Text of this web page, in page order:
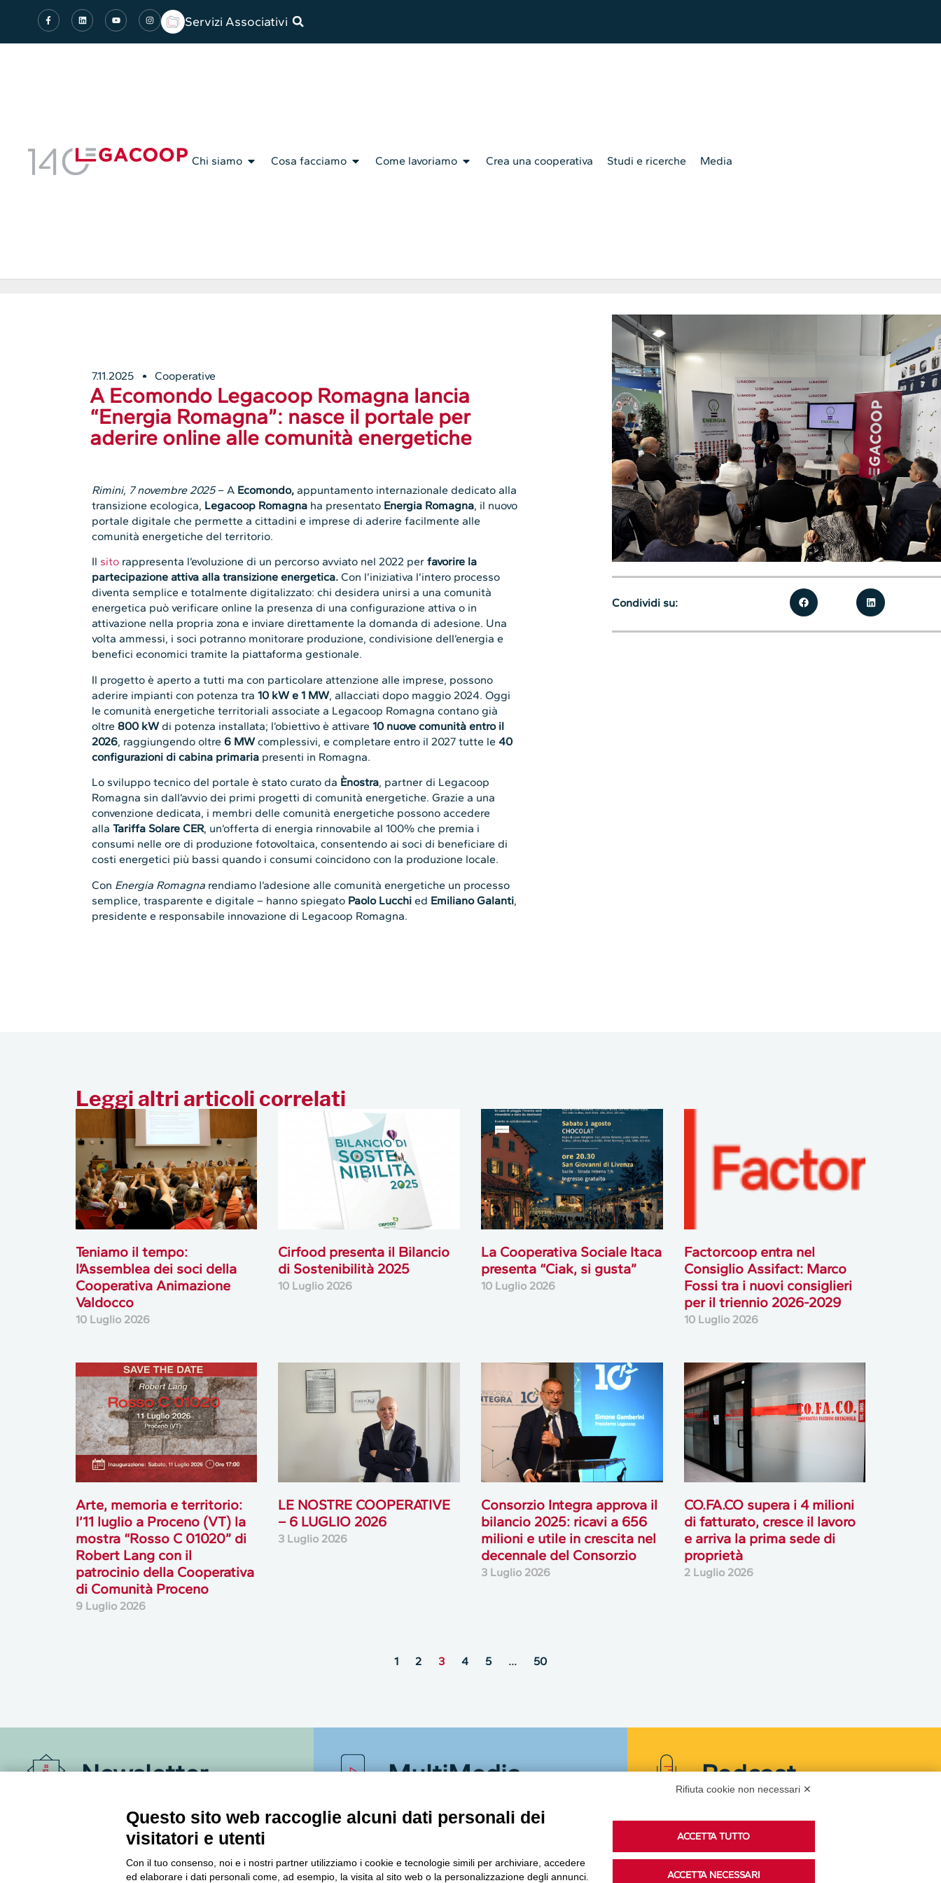
Servizi Associativi
Chi siamo Cosa facciamo Come lavoriamo Crea una cooperativa Studi e ricerche Media
7.11.2025 Cooperative
A Ecomondo Legacoop Romagna lancia
“Energia Romagna”: nasce il portale per
aderire online alle comunità energetiche
Rimini, 7 novembre 2025– A Ecomondo, appuntamento internazionale dedicato alla
transizione ecologica, Legacoop Romagna ha presentato Energia Romagna, il nuovo
portale digitale che permette a cittadini e imprese di aderire facilmente alle
comunità energetiche del territorio.
Il sito rappresenta l’evoluzione di un percorso avviato nel 2022 perfavorire la
partecipazione attiva alla transizione energetica.Con l’iniziativa l’intero processo
diventa semplice e totalmente digitalizzato: chi desidera unirsi a una comunità
energetica può verificare online la presenza di una configurazione attiva o in
attivazione nella propria zona e inviare direttamente la domanda di adesione. Una
volta ammessi, i soci potranno monitorare produzione, condivisione dell’energia e
benefici economici tramite la piattaforma gestionale.
Il progetto è aperto a tutti ma con particolare attenzione alle imprese, possono
aderire impianti con potenza tra10 kW e 1 MW, allacciati dopo maggio 2024. Oggi
le comunità energetiche territoriali associate a Legacoop Romagna contano già
oltre800 kWdi potenza installata; l’obiettivo è attivare10 nuove comunità entro il
2026, raggiungendo oltre6 MWcomplessivi, e completare entro il 2027 tutte le40
configurazioni di cabina primaria presenti in Romagna.
Lo sviluppo tecnico del portale è stato curato da Ènostra, partner di Legacoop
Romagna sin dall’avvio dei primi progetti di comunità energetiche. Grazie a una
convenzione dedicata, i membri delle comunità energetiche possono accedere
allaTariffa Solare CER, un’offerta di energia rinnovabile al 100% che premia i
consumi nelle ore di produzione fotovoltaica, consentendo ai soci di beneficiare di
costi energetici più bassi quando i consumi coincidono con la produzione locale.
Con Energia Romagna rendiamo l’adesione alle comunità energetiche un processo
semplice, trasparente e digitale – hanno spiegato Paolo Lucchi ed Emiliano Galanti,
presidente e responsabile innovazione di Legacoop Romagna.
Condividi su:
Leggi altri articoli correlati
Teniamo il tempo:
l’Assemblea dei soci della
Cooperativa Animazione
Valdocco
10 Luglio 2026
Cirfood presenta il Bilancio
di Sostenibilità 2025
10 Luglio 2026
La Cooperativa Sociale Itaca
presenta “Ciak, si gusta”
10 Luglio 2026
Factorcoop entra nel
Consiglio Assifact: Marco
Fossi tra i nuovi consiglieri
per il triennio 2026-2029
10 Luglio 2026
Arte, memoria e territorio:
l’11 luglio a Proceno (VT) la
mostra “Rosso C 01020” di
Robert Lang con il
patrocinio della Cooperativa
di Comunità Proceno
9 Luglio 2026
LE NOSTRE COOPERATIVE
– 6 LUGLIO 2026
3 Luglio 2026
Consorzio Integra approva il
bilancio 2025: ricavi a 656
milioni e utile in crescita nel
decennale del Consorzio
3 Luglio 2026
CO.FA.CO supera i 4 milioni
di fatturato, cresce il lavoro
e arriva la prima sede di
proprietà
2 Luglio 2026
1 2 3 4 5 … 50
Newsletter
Accedi o iscriviti alla nostra Newsletter Legacoop
Informazioni per restare sempre aggiornati sul
mondo della cooperazione.
MultiMedia Podcast
Ascolta i podcast di approfondimento di Legacoop
su Spreaker.
Rifiuta cookie non necessari ✕
Questo sito web raccoglie alcuni dati personali dei
visitatori e utenti
Con il tuo consenso, noi e i nostri partner utilizziamo i cookie e tecnologie simili per archiviare, accedere
ed elaborare i dati personali come, ad esempio, la visita al sito web o la personalizzazione degli annunci.
ACCETTA TUTTO
ACCETTA NECESSARI